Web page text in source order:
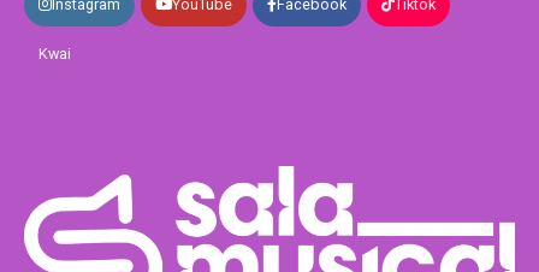
Instagram YouTube Facebook Tiktok
Kwai